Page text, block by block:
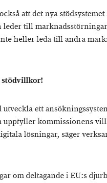
att det nya
leder till
heller leda till andra
stödvillkor!
utveckla ett
kommissionens
lösningar, säger
om deltagande i EU:s